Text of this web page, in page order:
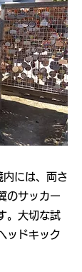
内には​、両さ
のサッカー
。大切な試
ッドキック